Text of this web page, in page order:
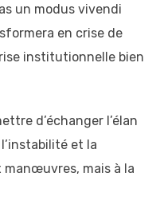
un modus vivendi
en crise de
institutionnelle bien
d’échanger l’élan
et la
manœuvres, mais à la